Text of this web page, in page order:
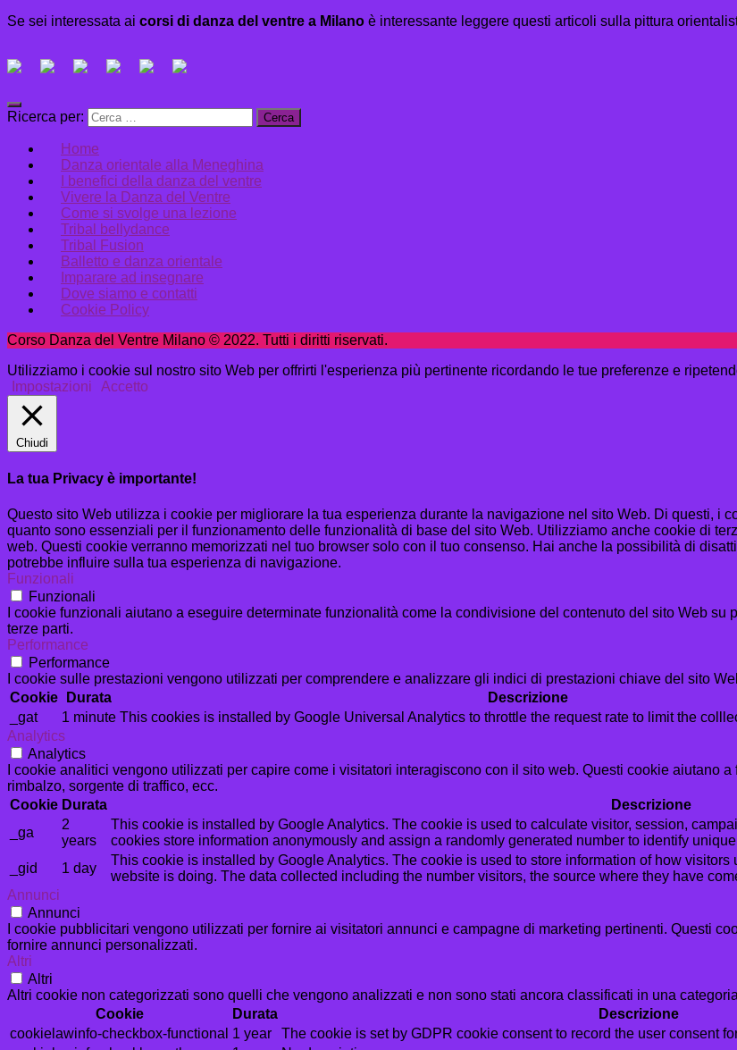
Se sei interessata ai corsi di danza del ventre a Milano è interessante leggere questi articoli sulla pittura
Ricerca per:
Home
Danza orientale alla Meneghina
I benefici della danza del ventre
Vivere la Danza del Ventre
Come si svolge una lezione
Tribal bellydance
Tribal Fusion
Balletto e danza orientale
Imparare ad insegnare
Dove siamo e contatti
Cookie Policy
Corso Danza del Ventre Milano © 2022. Tutti i diritti riservati.
Utilizziamo i cookie sul nostro sito Web per offrirti l'esperienza più pertinente ricordando le tue preferenze e
Impostazioni
Accetto
Chiudi
La tua Privacy è importante!
Questo sito Web utilizza i cookie per migliorare la tua esperienza durante la navigazione nel sito Web. Di questi, i
quanto sono essenziali per il funzionamento delle funzionalità di base del sito Web. Utilizziamo anche cookie di
web. Questi cookie verranno memorizzati nel tuo browser solo con il tuo consenso. Hai anche la possibilità di
potrebbe influire sulla tua esperienza di navigazione.
Funzionali
Funzionali
I cookie funzionali aiutano a eseguire determinate funzionalità come la condivisione del contenuto del sito Web
terze parti.
Performance
Performance
I cookie sulle prestazioni vengono utilizzati per comprendere e analizzare gli indici di prestazioni chiave del sito
Cookie
Durata
Descrizione
_gat
1 minute This cookies is installed by Google Universal Analytics to throttle the request rate to limit the
Analytics
Analytics
I cookie analitici vengono utilizzati per capire come i visitatori interagiscono con il sito web. Questi cookie aiutano
rimbalzo, sorgente di traffico, ecc.
Cookie Durata
Descrizione
_ga
2
years
This cookie is installed by Google Analytics. The cookie is used to calculate visitor, session,
cookies store information anonymously and assign a randomly generated number to identify
_gid
1 day
This cookie is installed by Google Analytics. The cookie is used to store information of how
website is doing. The data collected including the number visitors, the source where they have
Annunci
Annunci
I cookie pubblicitari vengono utilizzati per fornire ai visitatori annunci e campagne di marketing pertinenti. Questi
fornire annunci personalizzati.
Altri
Altri
Altri cookie non categorizzati sono quelli che vengono analizzati e non sono stati ancora classificati in una
Cookie
Durata
Descrizione
cookielawinfo-checkbox-functional 1 year
The cookie is set by GDPR cookie consent to record the user consent